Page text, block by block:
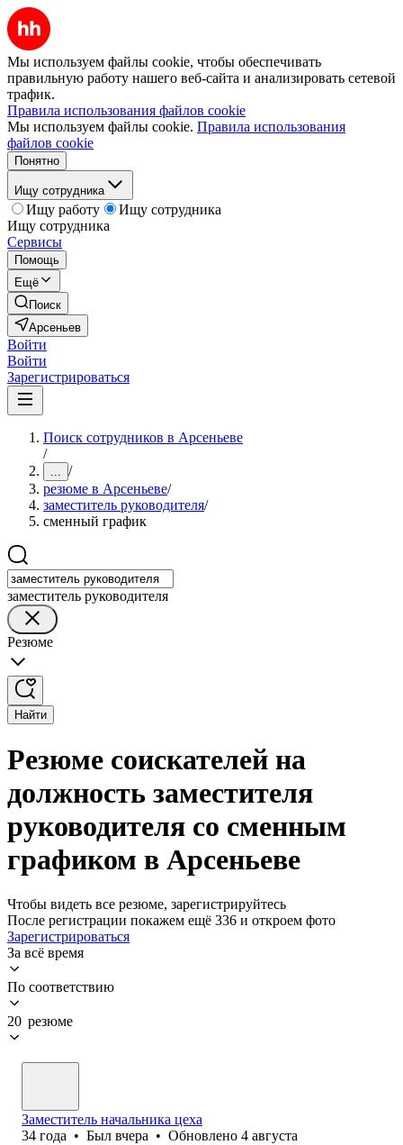
Мы используем файлы cookie, чтобы обеспечивать
правильную работу нашего веб-сайта и анализировать сетевой
трафик.
Правила использования файлов cookie
Мы используем файлы cookie. Правила использования
файлов cookie
Понятно
Ищу сотрудника
Ищу работу
Ищу сотрудника
Ищу сотрудника
Сервисы
Помощь
Ещё
Поиск
Арсеньев
Войти
Войти
Зарегистрироваться
Поиск сотрудников в Арсеньеве
/
... /
резюме в Арсеньеве/
заместитель руководителя/
сменный график
заместитель руководителя
Резюме
Найти
Резюме соискателей на
должность заместителя
руководителя со сменным
графиком в Арсеньеве
Чтобы видеть все резюме, зарегистрируйтесь
После регистрации покажем ещё 336 и откроем фото
Зарегистрироваться
За всё время
По соответствию
20 резюме
Заместитель начальника цеха
34 года • Был вчера • Обновлено 4 августа